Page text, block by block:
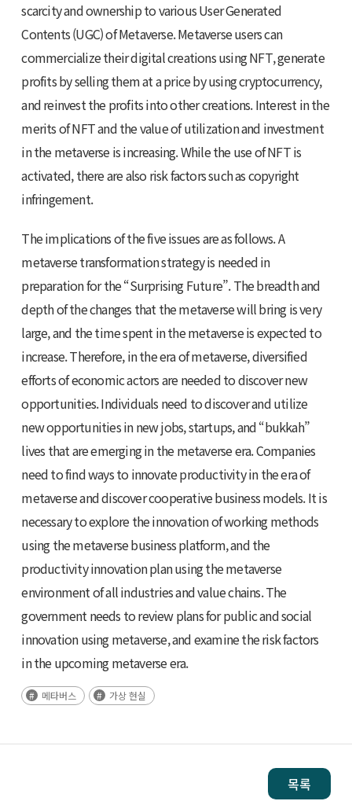
scarcity and ownership to various User Generated
Contents (UGC) of Metaverse. Metaverse users can
commercialize their digital creations using NFT, generate
profits by selling them at a price by using cryptocurrency,
and reinvest the profits into other creations. Interest in the
merits of NFT and the value of utilization and investment
in the metaverse is increasing. While the use of NFT is
activated, there are also risk factors such as copyright
infringement.
The implications of the five issues are as follows. A
metaverse transformation strategy is needed in
preparation for the “Surprising Future”. The breadth and
depth of the changes that the metaverse will bring is very
large, and the time spent in the metaverse is expected to
increase. Therefore, in the era of metaverse, diversified
efforts of economic actors are needed to discover new
opportunities. Individuals need to discover and utilize
new opportunities in new jobs, startups, and “bukkah”
lives that are emerging in the metaverse era. Companies
need to find ways to innovate productivity in the era of
metaverse and discover cooperative business models. It is
necessary to explore the innovation of working methods
using the metaverse business platform, and the
productivity innovation plan using the metaverse
environment of all industries and value chains. The
government needs to review plans for public and social
innovation using metaverse, and examine the risk factors
in the upcoming metaverse era.
메타버스 가상 현실
목록